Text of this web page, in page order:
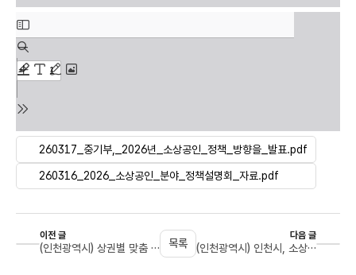
260317_중기부,_2026년_소상공인_정책_방향을_발표.pdf
260316_2026_소상공인_분야_정책설명회_자료.pdf
이전 글
(인천광역시) 상권별 맞춤 전략 만든다…상권브랜딩 지원사업 추진 목록
다음 글
(인천광역시) 인천시, 소상공인 노란우산공제 가입장려금 20억원 지원